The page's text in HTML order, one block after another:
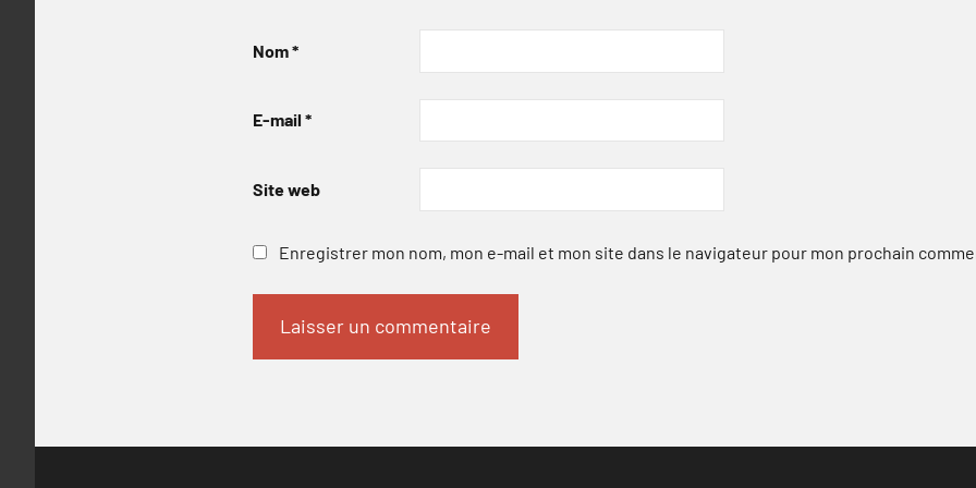
Nom*
E-mail *
Site web
Enregistrer mon nom, mon e-mail et mon site dans le navigateur pour mon prochain